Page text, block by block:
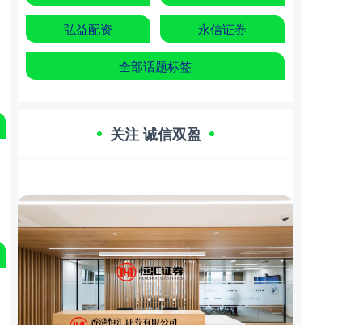
弘益配资 永信证券
全部话题标签
关注 诚信双盈